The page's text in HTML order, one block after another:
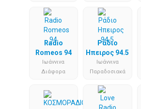
Radio
Romeos 94
Iωάννινα
Διάφορα
Ράδιο
Ηπειρος 94.5
Iωάννινα
Παραδοσιακά